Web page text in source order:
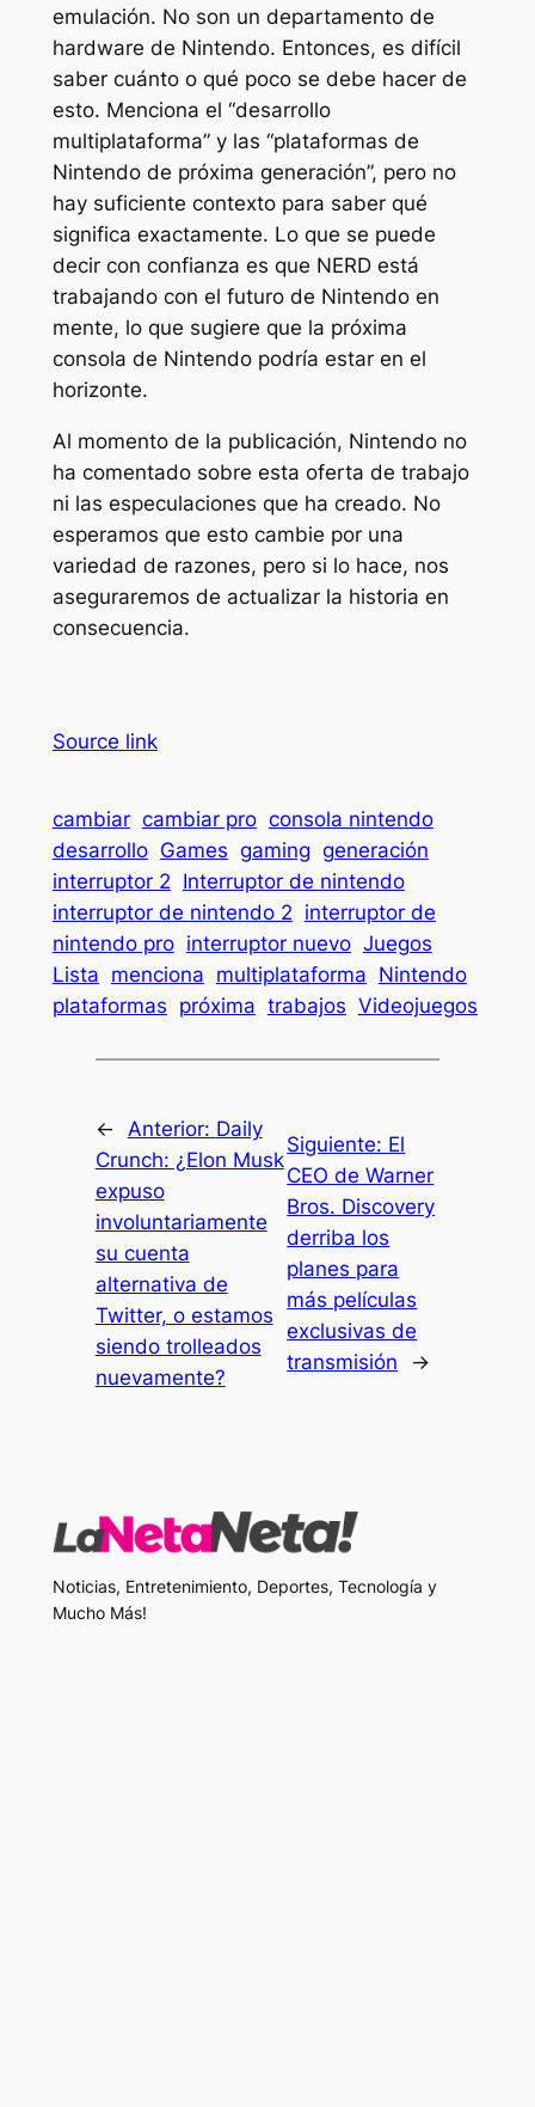
emulación. No son un departamento de
hardware de Nintendo. Entonces, es difícil
saber cuánto o qué poco se debe hacer de
esto. Menciona el “desarrollo
multiplataforma” y las “plataformas de
Nintendo de próxima generación”, pero no
hay suficiente contexto para saber qué
significa exactamente. Lo que se puede
decir con confianza es que NERD está
trabajando con el futuro de Nintendo en
mente, lo que sugiere que la próxima
consola de Nintendo podría estar en el
horizonte.
Al momento de la publicación, Nintendo no
ha comentado sobre esta oferta de trabajo
ni las especulaciones que ha creado. No
esperamos que esto cambie por una
variedad de razones, pero si lo hace, nos
aseguraremos de actualizar la historia en
consecuencia.
Source link
cambiar cambiar pro consola nintendo
desarrollo Games gaming generación
interruptor 2 Interruptor de nintendo
interruptor de nintendo 2 interruptor de
nintendo pro interruptor nuevo Juegos
Lista menciona multiplataforma Nintendo
plataformas próxima trabajos Videojuegos
← Anterior: Daily
Crunch: ¿Elon Musk
expuso
involuntariamente
su cuenta
alternativa de
Twitter, o estamos
siendo trolleados
nuevamente?
Siguiente: El
CEO de Warner
Bros. Discovery
derriba los
planes para
más películas
exclusivas de
transmisión
→
Noticias, Entretenimiento, Deportes, Tecnología y
Mucho Más!